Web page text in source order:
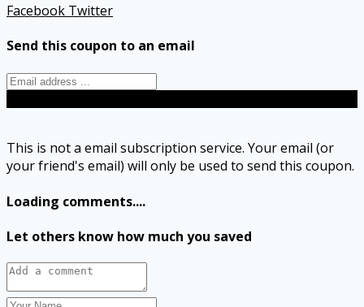
Facebook Twitter
Send this coupon to an email
This is not a email subscription service. Your email (or
your friend's email) will only be used to send this coupon.
Loading comments....
Let others know how much you saved